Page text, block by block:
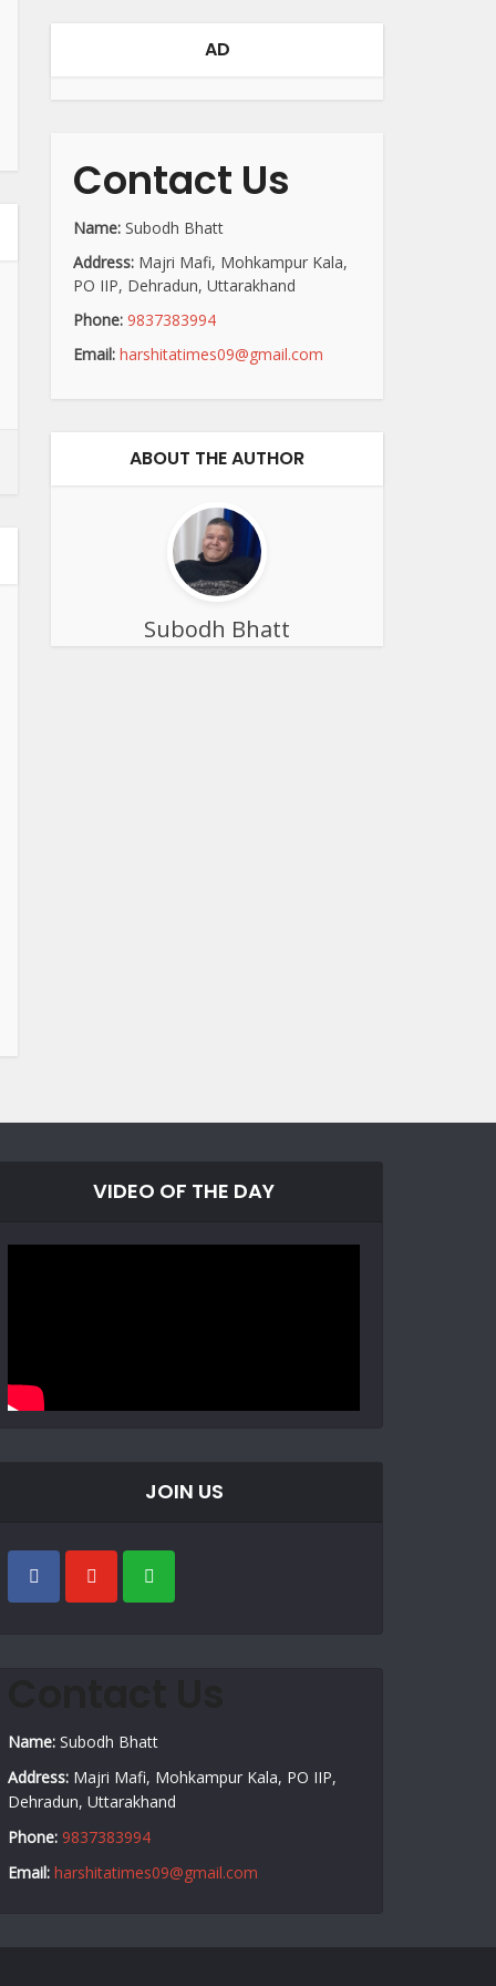
AD
Contact Us
Name: Subodh Bhatt
Address: Majri Mafi, Mohkampur Kala,
PO IIP, Dehradun, Uttarakhand
Phone: 9837383994
Email: harshitatimes09@gmail.com
ABOUT THE AUTHOR
Subodh Bhatt
VIDEO OF THE DAY
JOIN US
Name: Subodh Bhatt
Address: Majri Mafi, Mohkampur Kala, PO IIP,
Dehradun, Uttarakhand
Phone: 9837383994
Email: harshitatimes09@gmail.com